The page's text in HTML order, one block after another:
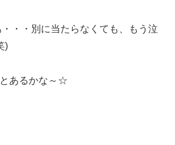
・・・別に当たらなくても、もう泣
)
あるかな～☆